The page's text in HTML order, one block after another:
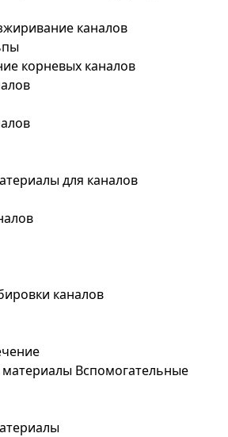
каналов
корневых каналов
для каналов
каналов
Вспомогательные